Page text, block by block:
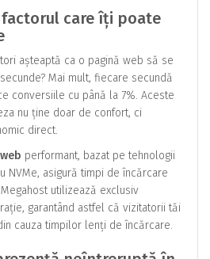
care îți poate
așteaptă ca o pagină web să se
Mai mult, fiecare secundă
conversiile cu până la 7%. Aceste
nu ține doar de confort, ci
direct.
performant, bazat pe tehnologii
NVMe, asigură timpi de încărcare
utilizează exclusiv
garantând astfel că vizitatorii tăi
cauza timpilor lenți de încărcare.